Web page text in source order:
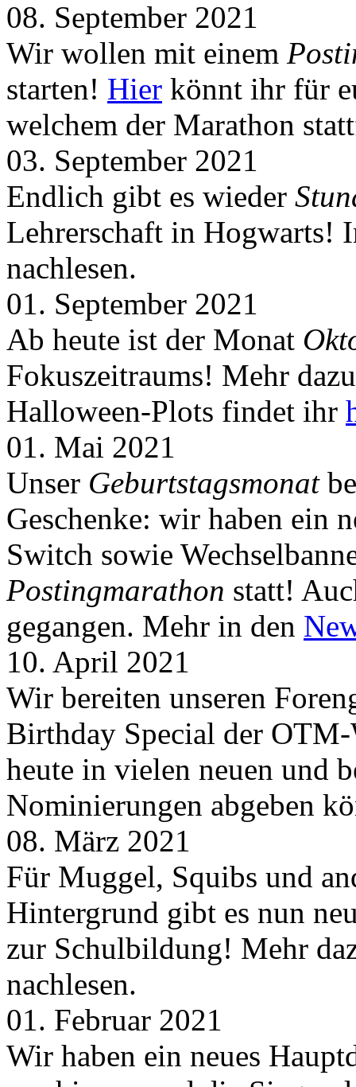
08. September 2021
Wir wollen mit einem
starten! Hier könnt ihr für
welchem der Marathon
03. September 2021
Endlich gibt es wieder
Lehrerschaft in Hogwarts!
nachlesen.
01. September 2021
Ab heute ist der Monat
Fokuszeitraums! Mehr
Halloween-Plots findet ihr
01. Mai 2021
Unser Geburtstagsmonat
Geschenke: wir haben ein
Switch sowie
Postingmarathon statt!
gegangen. Mehr in den
10. April 2021
Wir bereiten unseren
Birthday Special der
heute in vielen neuen und
Nominierungen abgeben
08. März 2021
Für Muggel, Squibs und
Hintergrund gibt es nun
zur Schulbildung! Mehr
nachlesen.
01. Februar 2021
Wir haben ein neues